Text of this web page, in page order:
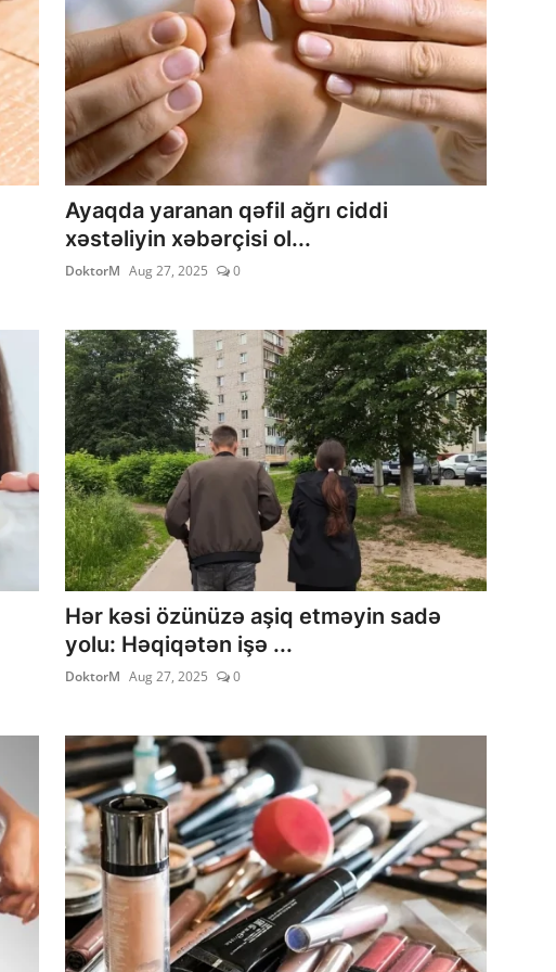
Ayaqda yaranan qəfil ağrı ciddi
xəstəliyin xəbərçisi ol...
DoktorM Aug 27, 2025 0
Hər kəsi özünüzə aşiq etməyin sadə
yolu: Həqiqətən işə ...
DoktorM Aug 27, 2025 0